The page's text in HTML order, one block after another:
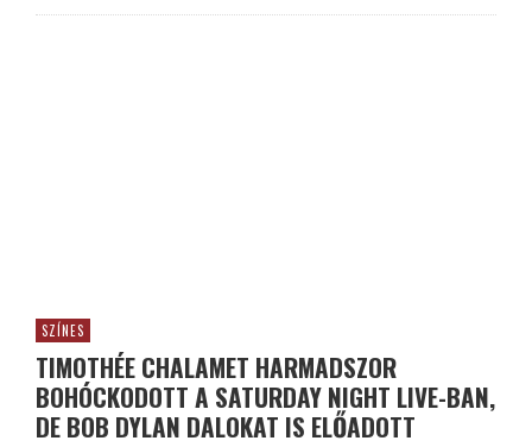
SZÍNES
TIMOTHÉE CHALAMET HARMADSZOR
BOHÓCKODOTT A SATURDAY NIGHT LIVE-BAN,
DE BOB DYLAN DALOKAT IS ELŐADOTT